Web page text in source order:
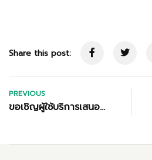
Share this post:
PREVIOUS
ขอเชิญผู้ใช้บริการเสนอ